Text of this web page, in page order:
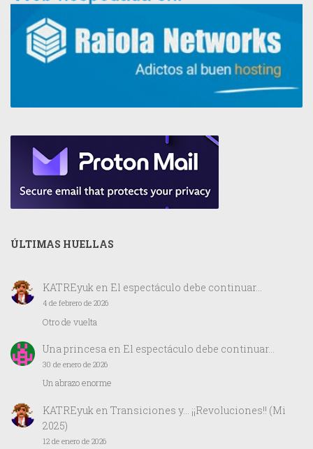
ÚLTIMAS HUELLAS
KATREyuken El espectáculo debe continuar…
4 de febrero de 2026
Otro de vuelta
Una princesaen El espectáculo debe continuar…
30 de enero de 2026
Un abrazo enorme
KATREyuk en Transiciones y… ¡¡Revoluciones!! (Mi
2025)
12 de enero de 2026